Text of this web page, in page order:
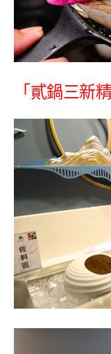
「貳鍋三新